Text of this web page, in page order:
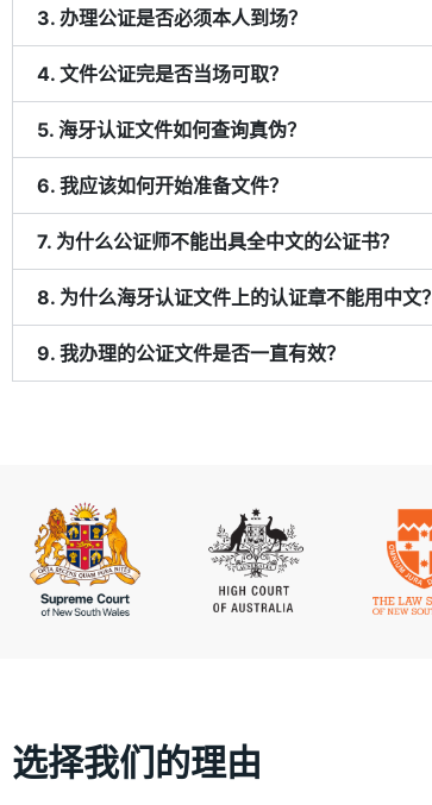
3. 办理公证是否必须本人到场？
4. 文件公证完是否当场可取？
5. 海牙认证文件如何查询真伪？
6. 我应该如何开始准备文件？
7. 为什么公证师不能出具全中文的公证书？
8. 为什么海牙认证文件上的认证章不能用中文？
9. 我办理的公证文件是否一直有效？
选择我们的理由